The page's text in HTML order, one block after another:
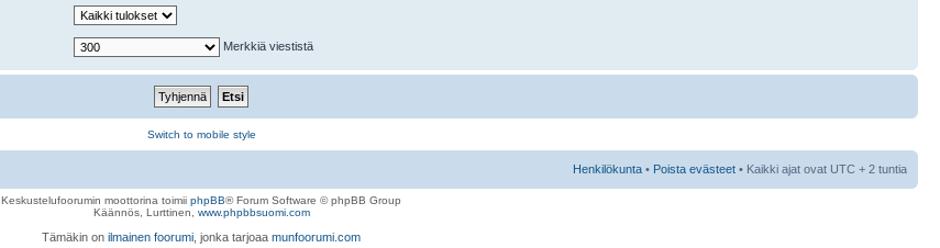
Merkkiä viestistä
Switch to mobile style
Henkilökunta • Poista evästeet • Kaikki ajat ovat UTC + 2 tuntia
Keskustelufoorumin moottorina toimii phpBB® Forum Software © phpBB Group
Käännös, Lurttinen, www.phpbbsuomi.com
Tämäkin on ilmainen foorumi , jonka tarjoaa munfoorumi.com